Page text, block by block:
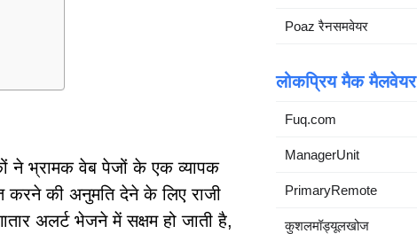
ने भ्रामक वेब पेजों के एक व्यापक
करने की अनुमति देने के लिए राजी
अलर्ट भेजने में सक्षम हो जाती है,
Poaz रैनसमवेयर
लोकप्रिय मैक मैलवेयर
Fuq.com
ManagerUnit
PrimaryRemote
कुशलमॉड्यूलखोज